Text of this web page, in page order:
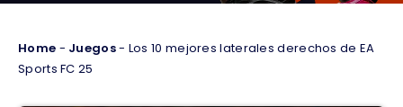
Home - Juegos- Los 10 mejores laterales derechos de EA
Sports FC 25